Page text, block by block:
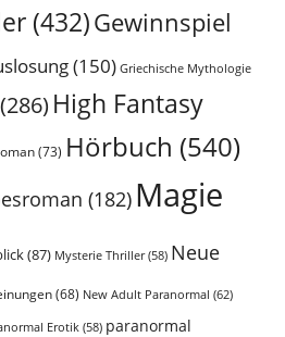
(432)Gewinnspiel
(150) Griechische Mythologie
(286) High Fantasy
(73) Hörbuch (540)
(182) Magie
(87) Mysterie Thriller(58) Neue
(68) New Adult Paranormal (62)
Erotik (58) paranormal